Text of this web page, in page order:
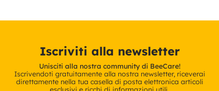
Iscriviti alla newsletter
Unisciti alla nostra community di BeeCare!
Iscrivendoti gratuitamente alla nostra newsletter, riceverai
direttamente nella tua casella di posta elettronica articoli